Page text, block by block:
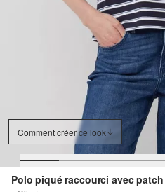
Comment créer ce look
Polo piqué raccourci avec patch